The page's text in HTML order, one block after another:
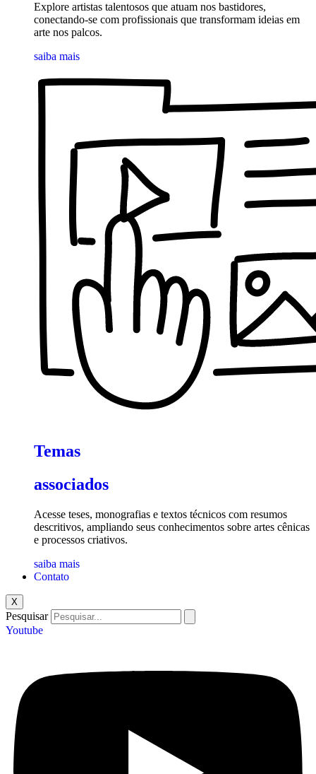
Explore artistas talentosos que atuam nos bastidores,
conectando-se com profissionais que transformam ideias em
arte nos palcos.
saiba mais
Temas
associados
Acesse teses, monografias e textos técnicos com resumos
descritivos, ampliando seus conhecimentos sobre artes cênicas
e processos criativos.
saiba mais
Contato
X
Pesquisar
Youtube